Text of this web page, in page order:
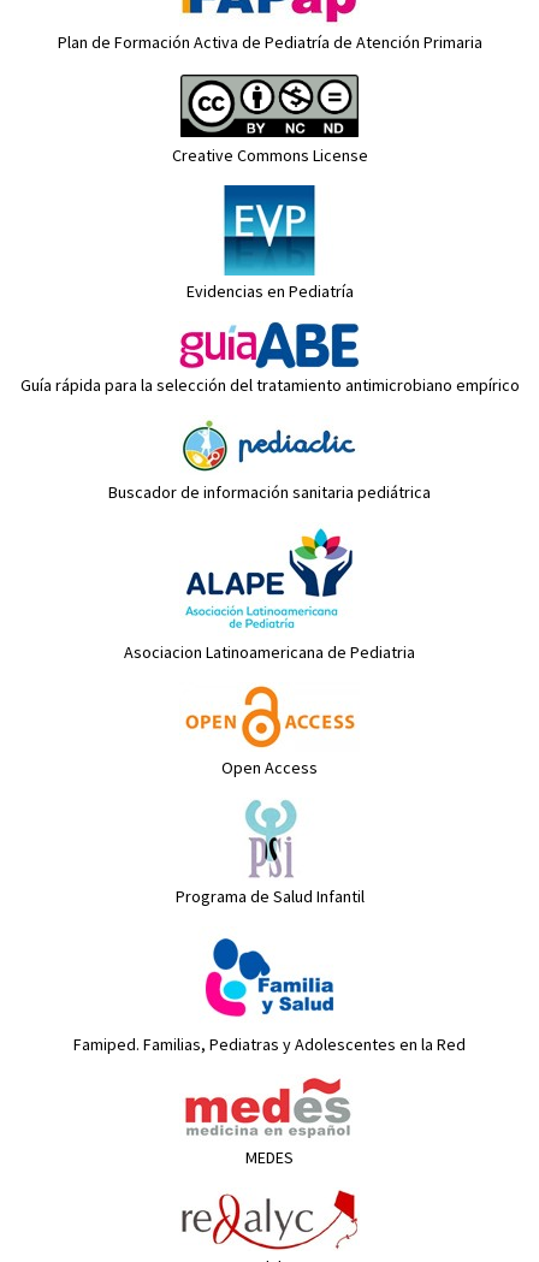
Plan de Formación Activa de Pediatría de Atención Primaria
Creative Commons License
Evidencias en Pediatría
Guía rápida para la selección del tratamiento antimicrobiano empírico
Buscador de información sanitaria pediátrica
Asociacion Latinoamericana de Pediatria
Open Access
Programa de Salud Infantil
Famiped. Familias, Pediatras y Adolescentes en la Red
MEDES